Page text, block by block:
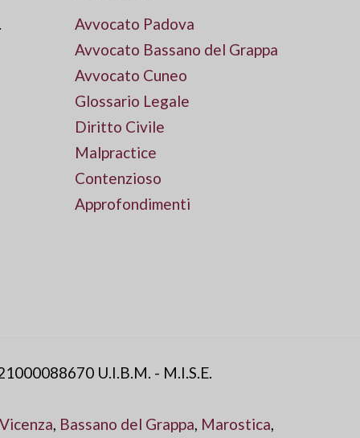
Avvocato Padova
Avvocato Bassano del Grappa
Avvocato Cuneo
Glossario Legale
Diritto Civile
Malpractice
Contenzioso
Approfondimenti
U.I.B.M. - M.I.S.E.
Vicenza, Bassano del Grappa, Marostica,